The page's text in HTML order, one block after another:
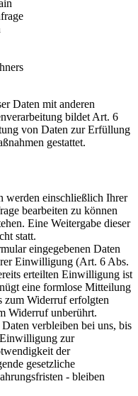
Daten mit anderen
bildet Art. 6
von Daten zur Erfüllung
gestattet.
werden einschließlich Ihrer
bearbeiten zu können
Eine Weitergabe dieser
statt.
eingegebenen Daten
Einwilligung (Art. 6 Abs.
erteilten Einwilligung ist
eine formlose Mitteilung
zum Widerruf erfolgten
Widerruf unberührt.
verbleiben bei uns, bis
zur
der
gesetzliche
- bleiben